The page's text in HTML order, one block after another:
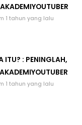
1 tahun yang lalu
ITU? : PENINGLAH,
1 tahun yang lalu